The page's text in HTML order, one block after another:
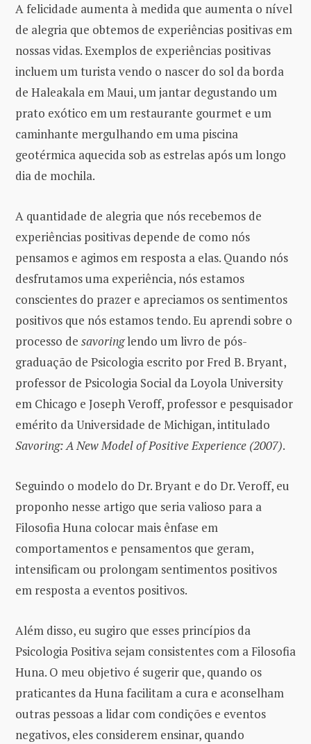
A felicidade aumenta à medida que aumenta o nível
de alegria que obtemos de experiências positivas em
nossas vidas. Exemplos de experiências positivas
incluem um turista vendo o nascer do sol da borda
de Haleakala em Maui, um jantar degustando um
prato exótico em um restaurante gourmet e um
caminhante mergulhando em uma piscina
geotérmica aquecida sob as estrelas após um longo
dia de mochila.
A quantidade de alegria que nós recebemos de
experiências positivas depende de como nós
pensamos e agimos em resposta a elas. Quando nós
desfrutamos uma experiência, nós estamos
conscientes do prazer e apreciamos os sentimentos
positivos que nós estamos tendo. Eu aprendi sobre o
processo de savoringlendo um livro de pós-
graduação de Psicologia escrito por Fred B. Bryant,
professor de Psicologia Social da Loyola University
em Chicago e Joseph Veroff, professor e pesquisador
emérito da Universidade de Michigan, intitulado
Savoring: A New Model of Positive Experience (2007).
Seguindo o modelo do Dr. Bryant e do Dr. Veroff, eu
proponho nesse artigo que seria valioso para a
Filosofia Huna colocar mais ênfase em
comportamentos e pensamentos que geram,
intensificam ou prolongam sentimentos positivos
em resposta a eventos positivos.
Além disso, eu sugiro que esses princípios da
Psicologia Positiva sejam consistentes com a Filosofia
Huna. O meu objetivo é sugerir que, quando os
praticantes da Huna facilitam a cura e aconselham
outras pessoas a lidar com condições e eventos
negativos, eles considerem ensinar, quando